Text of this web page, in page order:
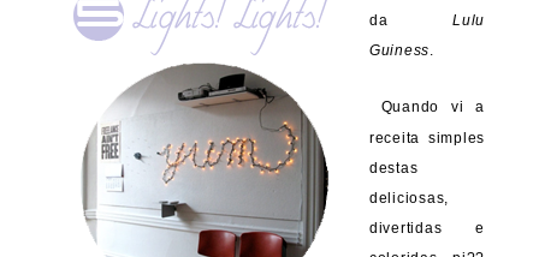
daLulu
Guiness.
Quando vi a
receita simples
destas
deliciosas,
divertidas e